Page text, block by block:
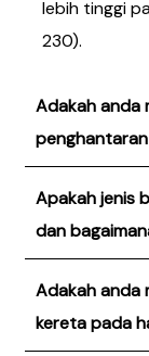
lebih tinggi
230).
Adakah anda
Apakah jenis
dan
Adakah anda
kereta pada